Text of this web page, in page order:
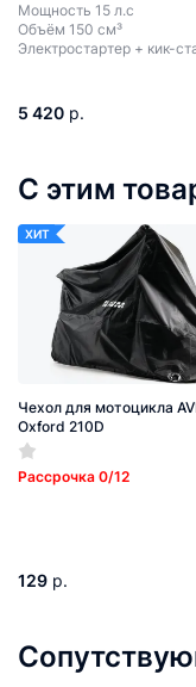
Мощность 15 л.с
Объём 150 см³
Электростартер + кик-
5 420 р.
С этим
ХИТ
Чехол для мотоцикла
Oxford 210D
Рассрочка 0/12
129 р.